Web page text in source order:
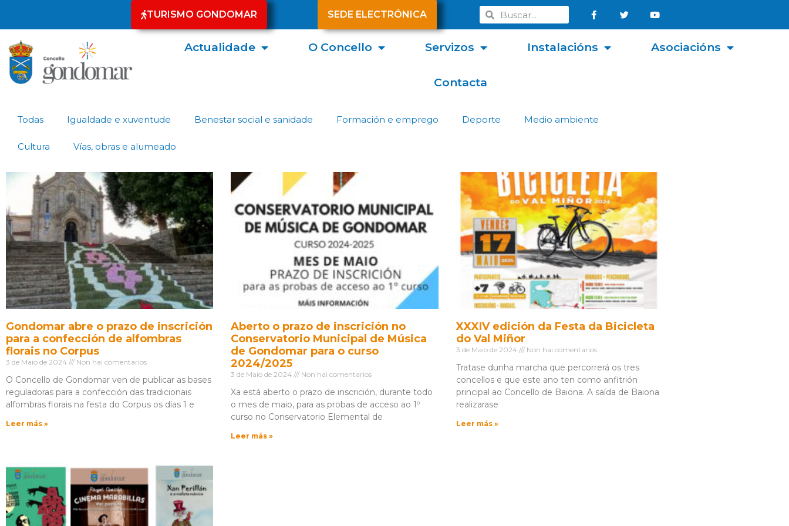
TURISMO GONDOMAR SEDE ELECTRÓNICA
Actualidade O Concello Servizos Instalacións Asociacións
Contacta
Todas Igualdade e xuventude Benestar social e sanidade Formación e emprego Deporte Medio ambiente
Cultura Vías, obras e alumeado
Gondomar abre o prazo de inscrición
para a confección de alfombras
florais no Corpus
3 de Maio de 2024 Non hai comentarios
O Concello de Gondomar ven de publicar as bases
reguladoras para a confección das tradicionais
alfombras florais na festa do Corpus os días 1 e
Leer más »
Aberto o prazo de inscrición no
Conservatorio Municipal de Música
de Gondomar para o curso
2024/2025
3 de Maio de 2024 Non hai comentarios
Xa está aberto o prazo de inscrición, durante todo
o mes de maio, para as probas de acceso ao 1º
curso no Conservatorio Elemental de
Leer más »
XXXIV edición da Festa da Bicicleta
do Val Miñor
3 de Maio de 2024 Non hai comentarios
Tratase dunha marcha que percorrerá os tres
concellos e que este ano ten como anfitrión
principal ao Concello de Baiona. A saída de Baiona
realizarase
Leer más »